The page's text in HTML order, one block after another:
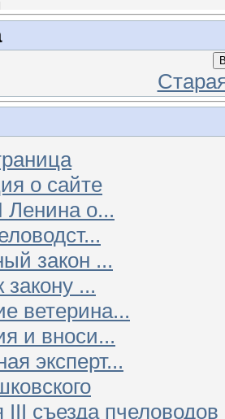
о сайте
Ленина о...
закон ...
закону ...
ветерина...
и вноси...
эксперт...
III съезда